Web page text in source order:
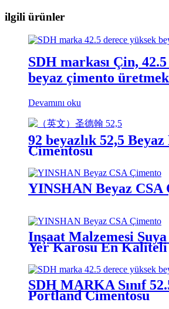
ilgili ürünler
SDH markası Çin,
beyaz çimento
Devamını oku
92 beyazlık 52,5
Çimentosu
YINSHAN Beyaz CSA
İnşaat Malzemesi Suya
Yer Karosu En
SDH MARKA Sınıf
Portland Çimentosu